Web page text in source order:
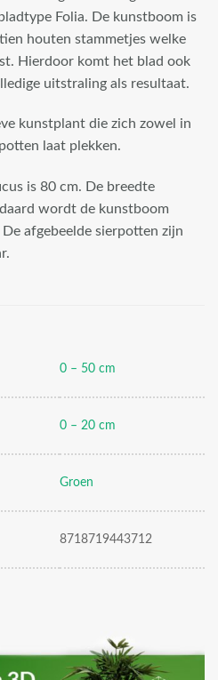
Folia. De kunstboom is
houten stammetjes welke
Hierdoor komt het blad ook
uitstraling als resultaat.
kunstplant die zich zowel in
laat plekken.
is 80 cm. De breedte
wordt de kunstboom
afgebeelde sierpotten zijn
0 – 50 cm
0 – 20 cm
Groen
8718719443712